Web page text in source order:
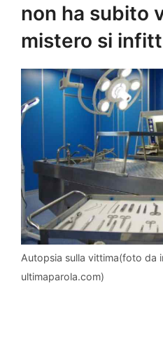
non ha subito
mistero si
Autopsia sulla vittima(foto da
ultimaparola.com)